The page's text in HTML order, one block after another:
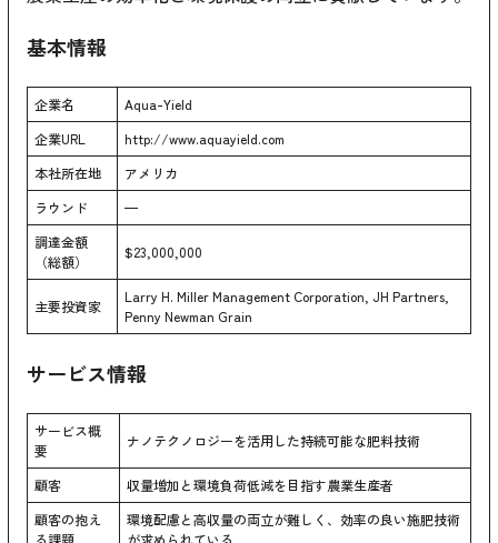
基本情報
企業名
Aqua-Yield
企業URL
http://www.aquayield.com
本社所在地
アメリカ
ラウンド
—
調達金額
（総額）
$23,000,000
主要投資家
Larry H. Miller Management Corporation, JH Partners,
Penny Newman Grain
サービス情報
サービス概
要
ナノテクノロジーを活用した持続可能な肥料技術
顧客
収量増加と環境負荷低減を目指す農業生産者
顧客の抱え
る課題
環境配慮と高収量の両立が難しく、効率の良い施肥技術
が求められている